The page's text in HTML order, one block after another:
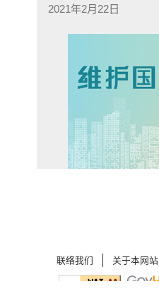
2021年2月22日
联络我们 关于本网站